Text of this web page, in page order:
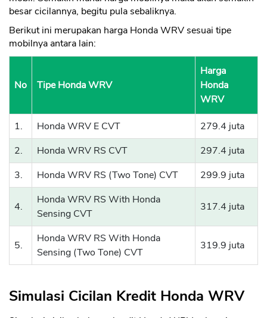
besar cicilannya, begitu pula sebaliknya.
Berikut ini merupakan harga Honda WRV sesuai tipe
mobilnya antara lain:
No Tipe Honda WRV
Harga
Honda
WRV
1. Honda WRV E CVT
279.4 juta
2.
Honda WRV RS CVT
297.4 juta
3.
Honda WRV RS (Two Tone) CVT 299.9 juta
4.
Honda WRV RS With Honda
Sensing CVT
317.4 juta
5.
Honda WRV RS With Honda
Sensing (Two Tone) CVT
319.9 juta
Simulasi Cicilan Kredit Honda WRV